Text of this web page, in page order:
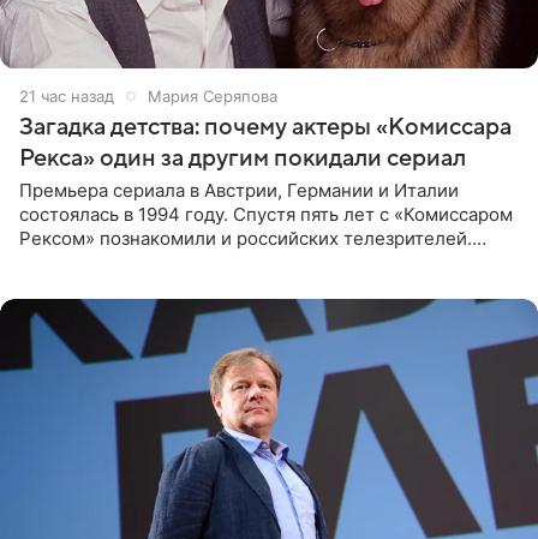
21 час назад Мария Серяпова
Загадка детства: почему актеры «Комиссара
Рекса» один за другим покидали сериал
Премьера сериала в Австрии, Германии и Италии
состоялась в 1994 году. Спустя пять лет с «Комиссаром
Рексом» познакомили и российских телезрителей.